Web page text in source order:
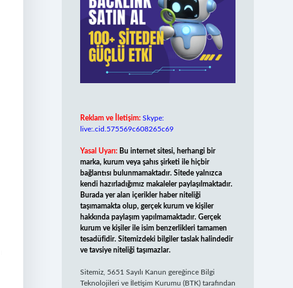
Reklam ve İletişim: Skype:
live:.cid.575569c608265c69
Yasal Uyarı: Bu internet sitesi, herhangi bir
marka, kurum veya şahıs şirketi ile hiçbir
bağlantısı bulunmamaktadır. Sitede yalnızca
kendi hazırladığımız makaleler paylaşılmaktadır.
Burada yer alan içerikler haber niteliği
taşımamakta olup, gerçek kurum ve kişiler
hakkında paylaşım yapılmamaktadır. Gerçek
kurum ve kişiler ile isim benzerlikleri tamamen
tesadüfidir. Sitemizdeki bilgiler taslak halindedir
ve tavsiye niteliği taşımazlar.
Sitemiz, 5651 Sayılı Kanun gereğince Bilgi
Teknolojileri ve İletişim Kurumu (BTK) tarafından